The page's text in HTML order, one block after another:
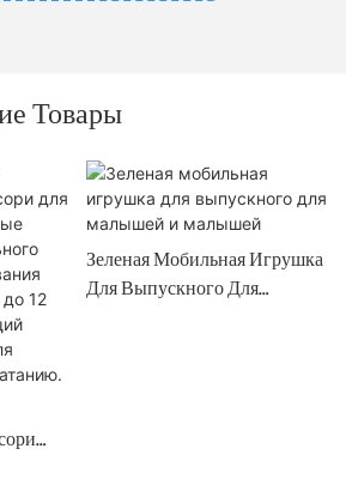
Товары
Зеленая Мобильная Игрушка
Для Выпускного Для